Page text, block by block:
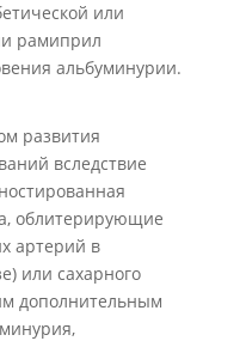
или
рамиприл
альбуминурии.
развития
вследствие
облитерирующие
артерий в
или сахарного
дополнительным